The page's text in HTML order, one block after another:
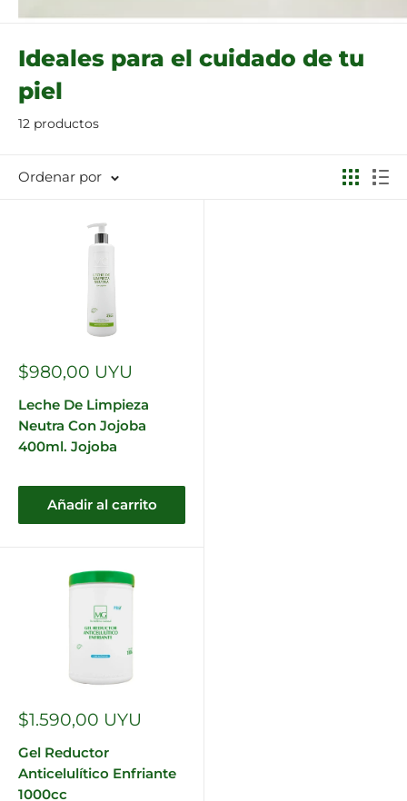
Ideales para el cuidado de tu
piel
12 productos
Ordenar por
Precio
venta
$980,00 UYU
Leche De Limpieza
Neutra Con Jojoba
400ml. Jojoba
Añadir al carrito
Precio
venta
$1.590,00 UYU
Gel Reductor
Anticelulítico Enfriante
1000cc